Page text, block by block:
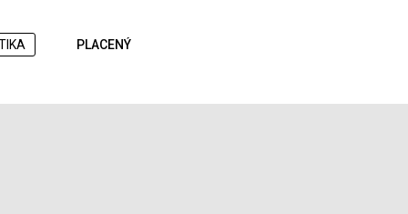
PLACENÝ